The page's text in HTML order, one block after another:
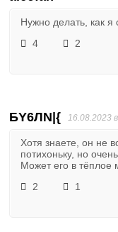
Нужно делать, как я
4
2
БY6ЛN|{ 16.08.2023
Хотя знаете, он не
потихоньку, но
Может его в тёплое
2
1